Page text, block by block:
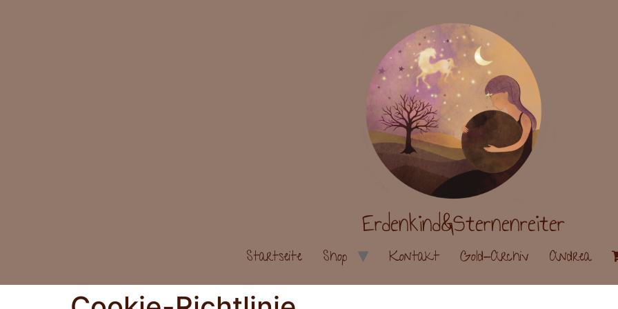
Erdenkind&Sternenreiter
Startseite Shop Kontakt Gold-Archiv Andrea